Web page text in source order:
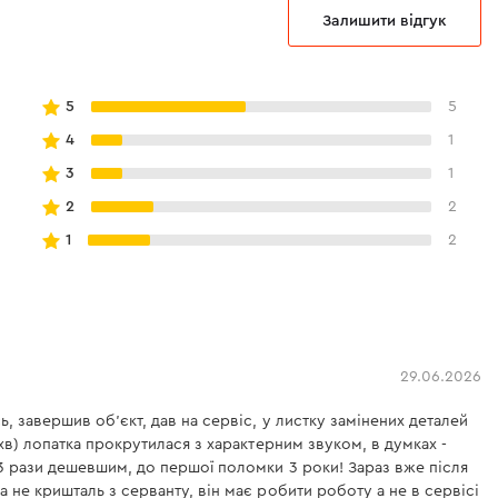
виконані з легованої і загартованої сталі.
Залишити відгук
5 5
4 1
3 1
2 2
1 2
29.06.2026
завершив об'єкт, дав на сервіс, у листку замінених деталей
лопатка прокрутилася з характерним звуком, в думках -
рази дешевшим, до першої поломки 3 роки! Зараз вже після
кришталь з серванту, він має робити роботу а не в сервісі